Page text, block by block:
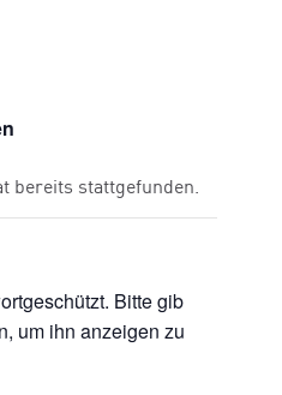
bereits stattgefunden.
Bitte gib
um ihn anzeigen zu